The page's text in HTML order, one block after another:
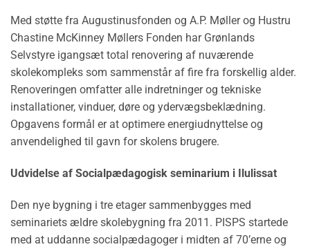
Med støtte fra Augustinusfonden og A.P. Møller og Hustru
Chastine McKinney Møllers Fonden har Grønlands
Selvstyre igangsæt total renovering af nuværende
skolekompleks som sammenstår af fire fra forskellig alder.
Renoveringen omfatter alle indretninger og tekniske
installationer, vinduer, døre og ydervægsbeklædning.
Opgavens formål er at optimere energiudnyttelse og
anvendelighed til gavn for skolens brugere.
Udvidelse af Socialpædagogisk seminarium i Ilulissat
Den nye bygning i tre etager sammenbygges med
seminariets ældre skolebygning fra 2011. PISPS startede
med at uddanne socialpædagoger i midten af 70’erne og